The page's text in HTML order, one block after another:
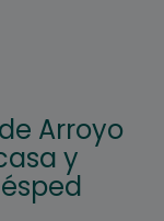
Arroyo
y